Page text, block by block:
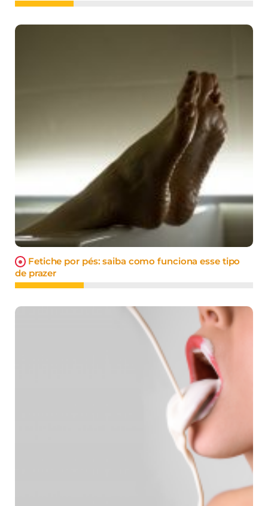
Fetiche por pés: saiba como funciona esse tipo
de prazer